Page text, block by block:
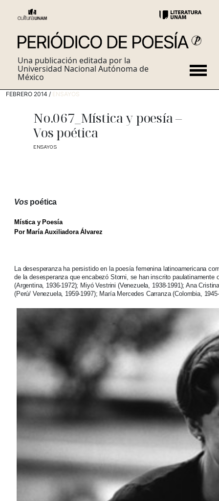
Una publicación editada por la
Universidad Nacional Autónoma de
México
FEBRERO 2014 / ENSAYOS
No.067_Mística y poesía –
Vos poética
ENSAYOS
Vospoética
Mística y Poesía
Por María Auxiliadora Álvarez
La desesperanza ha persistido en la poesía femenina latinoamericana
de la desesperanza que encabezó Storni, se han inscrito
(Argentina, 1936-1972); Miyó Vestrini (Venezuela, 1938-1991); Ana
(Perú/ Venezuela, 1959-1997); María Mercedes Carranza (Colombia,